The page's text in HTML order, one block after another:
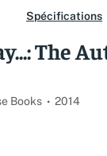
Spécifications
The
Books 2014